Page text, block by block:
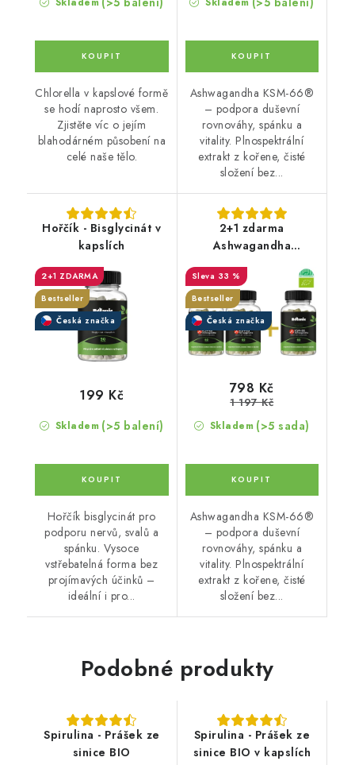
Chlorella v kapslové formě
se hodí naprosto všem.
Zjistěte víc o jejím
blahodárném působení na
celé naše tělo.
Ashwagandha KSM-66®
– podpora duševní
rovnováhy, spánku a
vitality. Plnospektrální
extrakt z kořene, čisté
složení bez...
Hořčík - Bisglycinát v
kapslích
2+1 ZDARMA
Bestseller
Česká značka
Skladem (>5 balení)
199 Kč
Hořčík bisglycinát pro
podporu nervů, svalů a
spánku. Vysoce
vstřebatelná forma bez
projímavých účinků –
ideální i pro...
2+1 zdarma
Ashwagandha
66® - Kapsle BIO
33 %
Bestseller
Česká značka
Skladem (>5 sada)
798 Kč
1 197 Kč
Ashwagandha KSM-66®
– podpora duševní
rovnováhy, spánku a
vitality. Plnospektrální
extrakt z kořene, čisté
složení bez...
Podobné produkty
Spirulina - Prášek ze
sinice BIO
Spirulina - Prášek ze
sinice BIO v kapslích